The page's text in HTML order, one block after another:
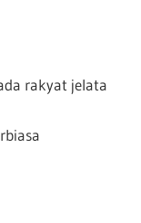
rakyat jelata